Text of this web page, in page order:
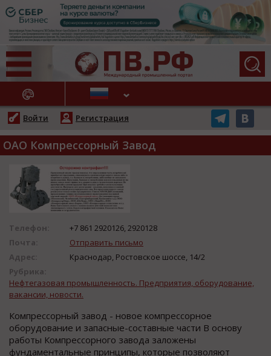
НОВОСТИ
Войти Регистрация
ОАО Компрессорный Завод
Телефон:
+7 861 2920126, 2920128
Почта:
Отправить письмо
Адрес:
Краснодар, Ростовское шоссе, 14/2
Рубрика:
Нефтегазовая промышленность. Предприятия, оборудование,
вакансии, новости.
Компрессорный завод - новое компрессорное
оборудование и запасные-составные части В основу
работы Компрессорного завода заложены
фундаментальные принципы, которые позволяют